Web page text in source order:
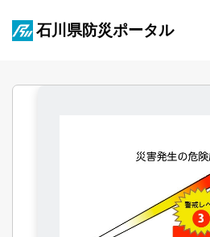
石川県防災ポータル